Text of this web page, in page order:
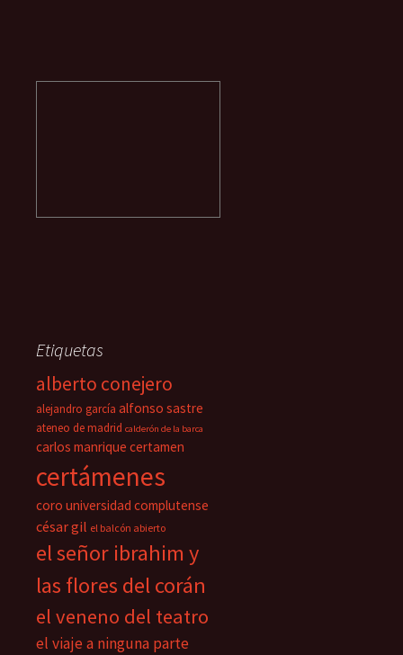
Etiquetas
alberto conejero
alejandro garcía alfonso sastre
ateneo de madrid calderón de la barca
carlos manrique certamen
certámenes
coro universidad complutense
césar gil el balcón abierto
el señor ibrahim y
las flores del corán
el veneno del teatro
el viaje a ninguna parte